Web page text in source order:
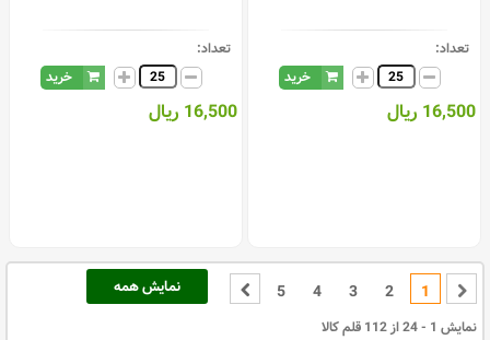
تعداد:
خرید
16,500 ریال
تعداد:
خرید
16,500 ریال
نمایش همه 1
2
3
4
5
نمایش 1 - 24 از 112 قلم کالا